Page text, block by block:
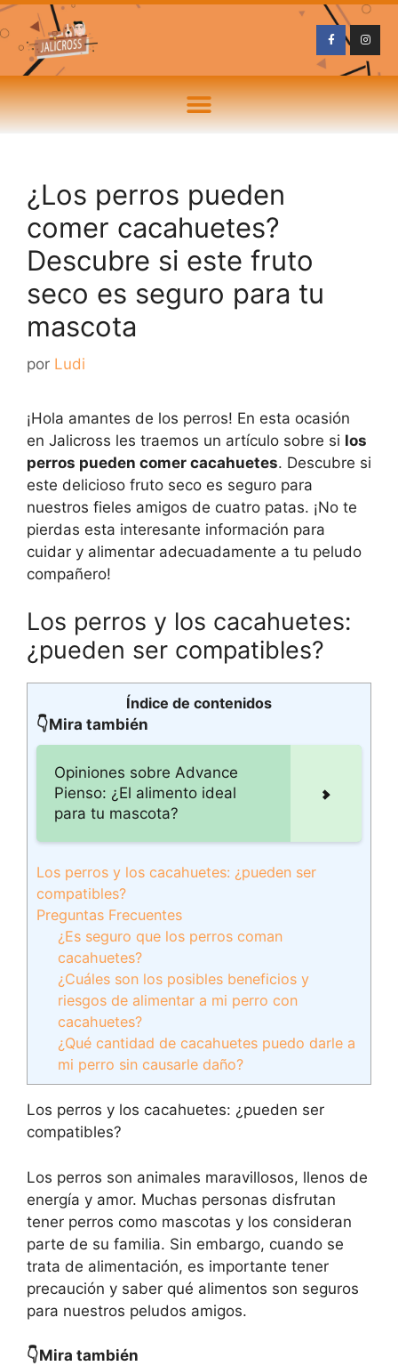
¿Los perros pueden
comer cacahuetes?
Descubre si este fruto
seco es seguro para tu
mascota
por Ludi
¡Hola amantes de los perros! En esta ocasión
en Jalicross les traemos un artículo sobre si los
perros pueden comer cacahuetes. Descubre si
este delicioso fruto seco es seguro para
nuestros fieles amigos de cuatro patas. ¡No te
pierdas esta interesante información para
cuidar y alimentar adecuadamente a tu peludo
compañero!
Los perros y los cacahuetes:
¿pueden ser compatibles?
Índice de contenidos
👇Mira también
Opiniones sobre Advance
Pienso: ¿El alimento ideal
para tu mascota?
Los perros y los cacahuetes: ¿pueden ser
compatibles?
Preguntas Frecuentes
¿Es seguro que los perros coman
cacahuetes?
¿Cuáles son los posibles beneficios y
riesgos de alimentar a mi perro con
cacahuetes?
¿Qué cantidad de cacahuetes puedo darle a
mi perro sin causarle daño?
Los perros y los cacahuetes: ¿pueden ser
compatibles?
Los perros son animales maravillosos, llenos de
energía y amor. Muchas personas disfrutan
tener perros como mascotas y los consideran
parte de su familia. Sin embargo, cuando se
trata de alimentación, es importante tener
precaución y saber qué alimentos son seguros
para nuestros peludos amigos.
👇Mira también